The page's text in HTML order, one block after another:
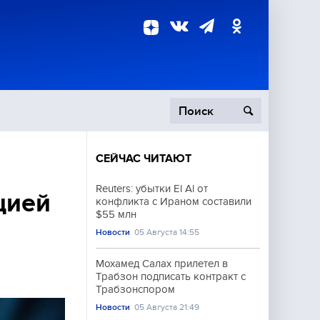
СЕЙЧАС ЧИТАЮТ
Reuters: убытки El Al от
конфликта с Ираном составили
$55 млн
Новости 05 Августа 14:55
Мохамед Салах прилетел в
Трабзон подписать контракт с
Трабзонспором
Новости 05 Августа 21:49